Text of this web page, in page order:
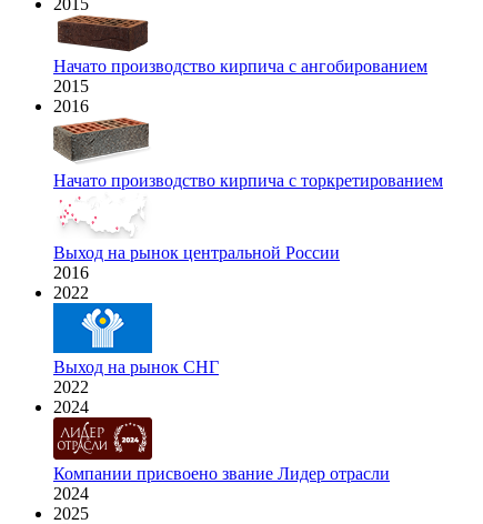
Начато производство кирпича с ангобированием
2015
2016
Начато производство кирпича с торкретированием
Выход на рынок центральной России
2016
2022
Выход на рынок СНГ
2022
2024
Компании присвоено звание Лидер отрасли
2024
2025